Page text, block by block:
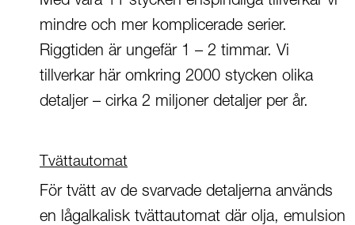
mindre och mer komplicerade serier.
Riggtiden är ungefär 1 – 2 timmar. Vi
tillverkar här omkring 2000 stycken olika
detaljer – cirka 2 miljoner detaljer per år.
Tvättautomat
För tvätt av de svarvade detaljerna används
en lågalkalisk tvättautomat där olja, emulsion